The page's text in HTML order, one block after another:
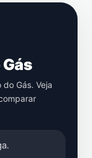
Gás. Veja